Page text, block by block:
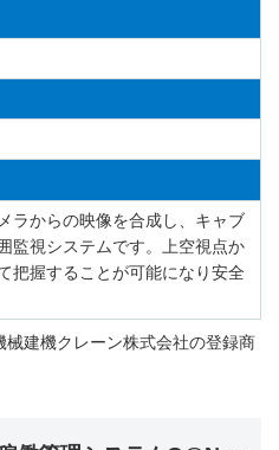
ラからの映像を合成し、キャブ
監視システムです。上空視点か
把握することが可能になり安全
械建機クレーン株式会社の登録商